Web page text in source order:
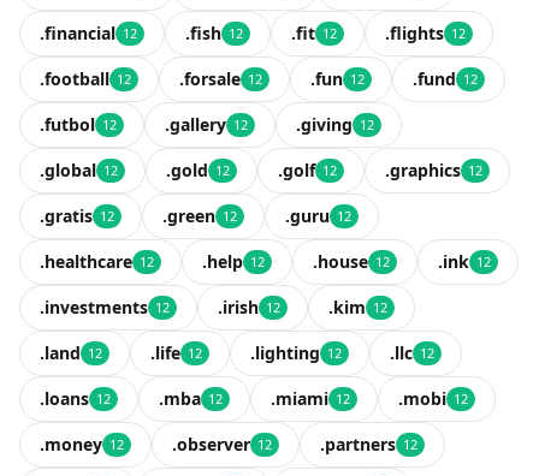
.financial 12 .fish 12 .fit 12 .flights 12
.football 12 .forsale 12 .fun 12 .fund 12
.futbol 12 .gallery 12 .giving 12
.global 12 .gold 12 .golf 12 .graphics 12
.gratis 12 .green 12 .guru 12
.healthcare 12 .help 12 .house 12 .ink 12
.investments 12 .irish 12 .kim 12
.land 12 .life 12 .lighting 12 .llc 12
.loans 12 .mba 12 .miami 12 .mobi 12
.money 12 .observer 12 .partners 12